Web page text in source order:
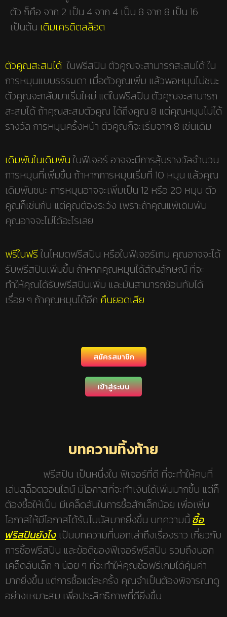
ตัว ก็คือ จาก 2 เป็น 4 จาก 4 เป็น 8 จาก 8 เป็น 16
เป็นต้น เติมเครดิตสล็อต
ตัวคูณสะสมได้ ในฟรีสปิน ตัวคูณจะสามารถสะสมได้ ใน
การหมุนแบบธรรมดา เมื่อตัวคูณเพิ่ม แล้วพอหมุนไม่ชนะ
ตัวคูณจะกลับมาเริ่มใหม่ แต่ในฟรีสปิน ตัวคูณจะสามารถ
สะสมได้ ถ้าคุณสะสมตัวคูณ ได้ถึงคูณ 8 แต่คุณหมุนไม่ได้
รางวัล การหมุนครั้งหน้า ตัวคูณก็จะเริ่มจาก 8 เช่นเดิม
เดิมพันในเดิมพัน ในฟีเจอร์ อาจจะมีการลุ้นรางวัลจำนวน
การหมุนที่เพิ่มขึ้น ถ้าหากการหมุนเริ่มที่ 10 หมุน แล้วคุณ
เดิมพันชนะ การหมุนอาจจะเพิ่มเป็น 12 หรือ 20 หมุน ตัว
คูณก็เช่นกัน แต่คุณต้องระวัง เพราะถ้าคุณแพ้เดิมพัน
คุณอาจจะไม่ได้อะไรเลย
ฟรีในฟรี ในโหมดฟรีสปิน หรือในฟีเจอร์เกม คุณอาจจะได้
รับฟรีสปินเพิ่มขึ้น ถ้าหากคุณหมุนได้สัญลักษณ์ ที่จะ
ทำให้คุณได้รับฟรีสปินเพิ่ม และมันสามารถซ้อนทับได้
เรื่อย ๆ ถ้าคุณหมุนได้อีก คืนยอดเสีย
สมัครสมาชิก
เข้าสู่ระบบ
บทความทิ้งท้าย
ฟรีสปิน เป็นหนึ่งใน ฟิเจอร์ที่ดี ที่จะทำให้คนที่
เล่นสล็อตออนไลน์ มีโอกาสที่จะทำเงินได้เพิ่มมากขึ้น แต่ก็
ต้องซื้อให้เป็น มีเคล็ดลับในการซื้อสักเล็กน้อย เพื่อเพิ่ม
โอกาสให้มีโอกาสได้รับโบนัสมากยิ่งขึ้น บทความนี้ซื้อ
ฟรีสปินยังไง เป็นบทความที่บอกเล่าถึงเรื่องราว เกี่ยวกับ
การซื้อฟรีสปิน และข้อดีของฟีเจอร์ฟรีสปิน รวมถึงบอก
เคล็ดลับเล็ก ๆ น้อย ๆ ที่จะทำให้คุณซื้อฟรีเกมได้คุ้มค่า
มากยิ่งขึ้น แต่การซื้อแต่ละครั้ง คุณจำเป็นต้องพิจารณาดู
อย่างเหมาะสม เพื่อประสิทธิภาพที่ดียิ่งขึ้น